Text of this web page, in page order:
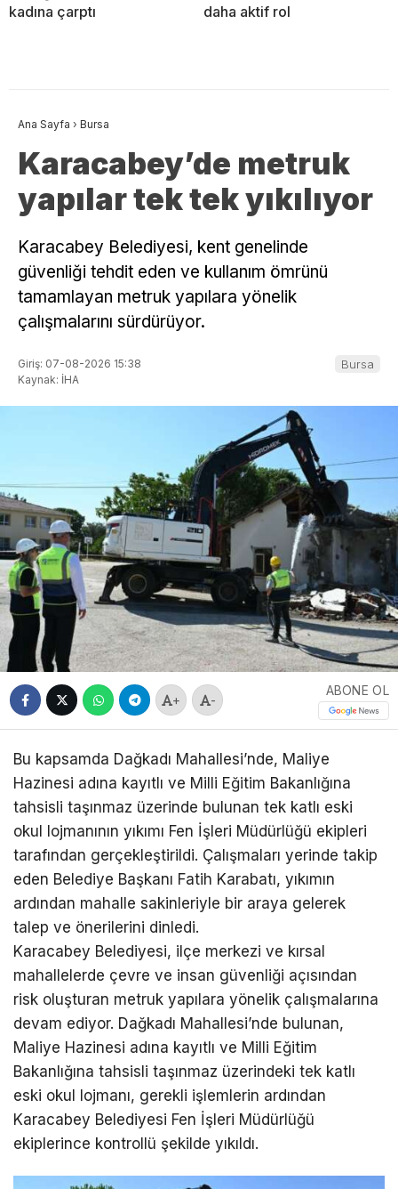
kadına çarptı
daha aktif rol
Ana Sayfa › Bursa
Karacabey’de metruk
yapılar tek tek yıkılıyor
Karacabey Belediyesi, kent genelinde
güvenliği tehdit eden ve kullanım ömrünü
tamamlayan metruk yapılara yönelik
çalışmalarını sürdürüyor.
Giriş: 07-08-2026 15:38
Kaynak: İHA
Bursa
+ -
ABONE OL
Bu kapsamda Dağkadı Mahallesi’nde, Maliye
Hazinesi adına kayıtlı ve Milli Eğitim Bakanlığına
tahsisli taşınmaz üzerinde bulunan tek katlı eski
okul lojmanının yıkımı Fen İşleri Müdürlüğü ekipleri
tarafından gerçekleştirildi. Çalışmaları yerinde takip
eden Belediye Başkanı Fatih Karabatı, yıkımın
ardından mahalle sakinleriyle bir araya gelerek
talep ve önerilerini dinledi.
Karacabey Belediyesi, ilçe merkezi ve kırsal
mahallelerde çevre ve insan güvenliği açısından
risk oluşturan metruk yapılara yönelik çalışmalarına
devam ediyor. Dağkadı Mahallesi’nde bulunan,
Maliye Hazinesi adına kayıtlı ve Milli Eğitim
Bakanlığına tahsisli taşınmaz üzerindeki tek katlı
eski okul lojmanı, gerekli işlemlerin ardından
Karacabey Belediyesi Fen İşleri Müdürlüğü
ekiplerince kontrollü şekilde yıkıldı.